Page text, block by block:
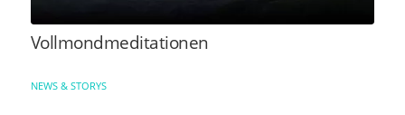
Vollmondmeditationen
NEWS & STORYS